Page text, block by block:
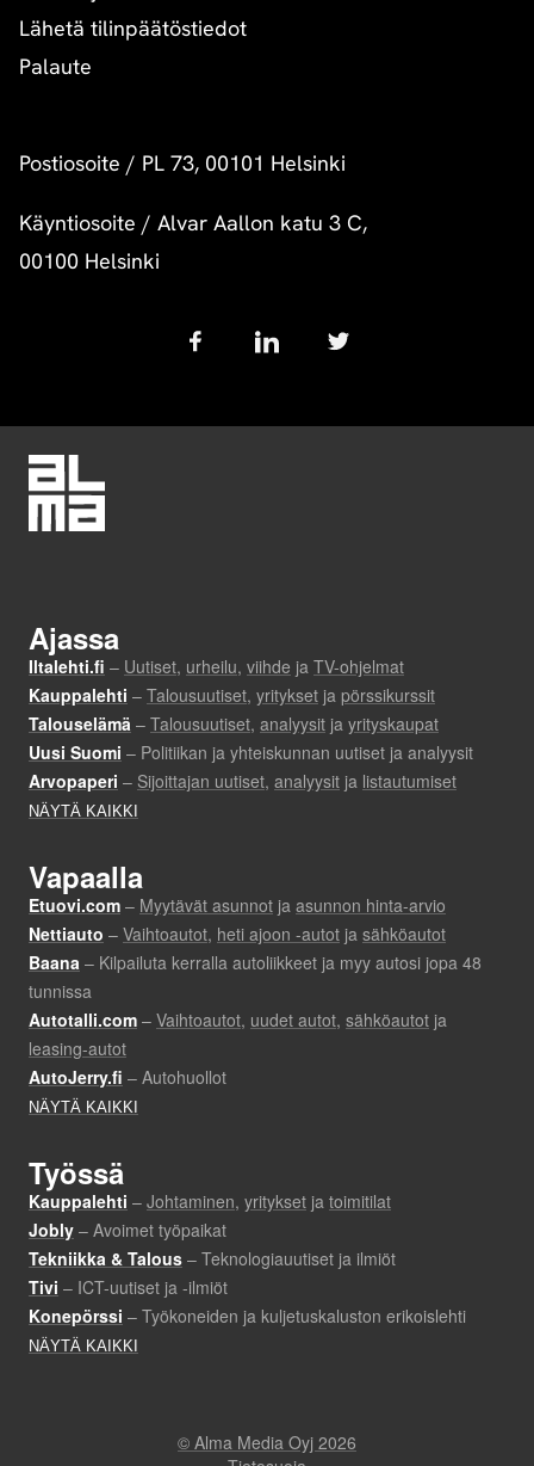
Lähetä tilinpäätöstiedot
Palaute
Postiosoite / PL 73, 00101 Helsinki
Käyntiosoite / Alvar Aallon katu 3 C,
00100 Helsinki